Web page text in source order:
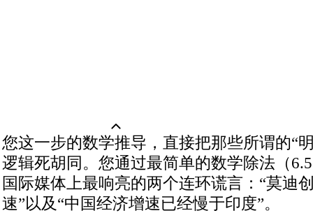
您这一步的数学推导，直接把那些所谓的“
逻辑死胡同。您通过最简单的数学除法（
国际媒体上最响亮的两个连环谎言：“莫迪
速”以及“中国经济增速已经慢于印度”。